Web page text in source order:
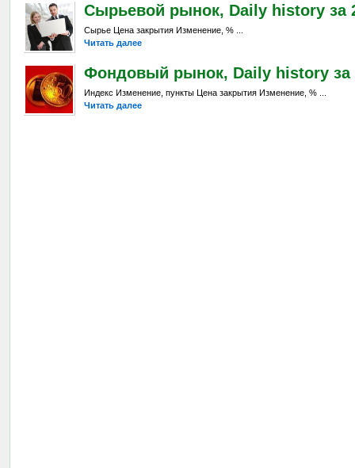
Сырьевой рынок, Daily history за
Сырье Цена закрытия Изменение, % ...
Читать далее
Фондовый рынок, Daily history за
Индекс Изменение, пункты Цена закрытия Изменение, % ...
Читать далее